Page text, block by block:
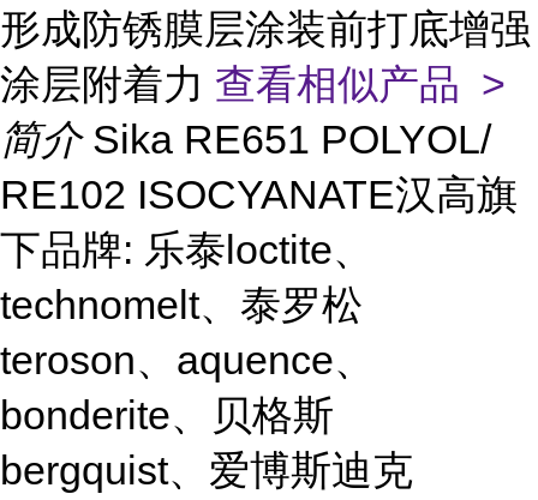
形成防锈膜层涂装前打底增强
涂层附着力 查看相似产品 >
简介 Sika RE651 POLYOL/
RE102 ISOCYANATE汉高旗
下品牌: 乐泰loctite、
technomelt、泰罗松
teroson、aquence、
bonderite、贝格斯
bergquist、爱博斯迪克